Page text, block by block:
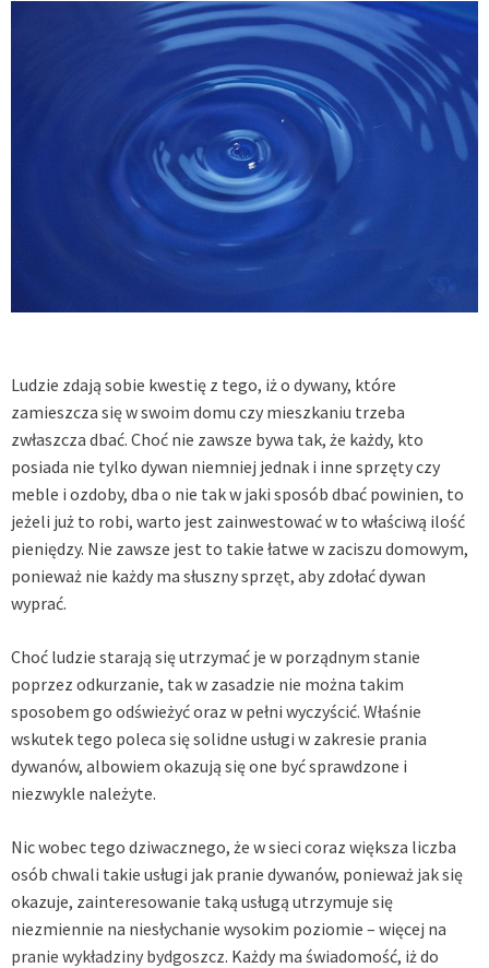
Ludzie zdają sobie kwestię z tego, iż o dywany, które
zamieszcza się w swoim domu czy mieszkaniu trzeba
zwłaszcza dbać. Choć nie zawsze bywa tak, że każdy, kto
posiada nie tylko dywan niemniej jednak i inne sprzęty czy
meble i ozdoby, dba o nie tak w jaki sposób dbać powinien, to
jeżeli już to robi, warto jest zainwestować w to właściwą ilość
pieniędzy. Nie zawsze jest to takie łatwe w zaciszu domowym,
ponieważ nie każdy ma słuszny sprzęt, aby zdołać dywan
wyprać.
Choć ludzie starają się utrzymać je w porządnym stanie
poprzez odkurzanie, tak w zasadzie nie można takim
sposobem go odświeżyć oraz w pełni wyczyścić. Właśnie
wskutek tego poleca się solidne usługi w zakresie prania
dywanów, albowiem okazują się one być sprawdzone i
niezwykle należyte.
Nic wobec tego dziwacznego, że w sieci coraz większa liczba
osób chwali takie usługi jak pranie dywanów, ponieważ jak się
okazuje, zainteresowanie taką usługą utrzymuje się
niezmiennie na niesłychanie wysokim poziomie – więcej na
pranie wykładziny bydgoszcz. Każdy ma świadomość, iż do